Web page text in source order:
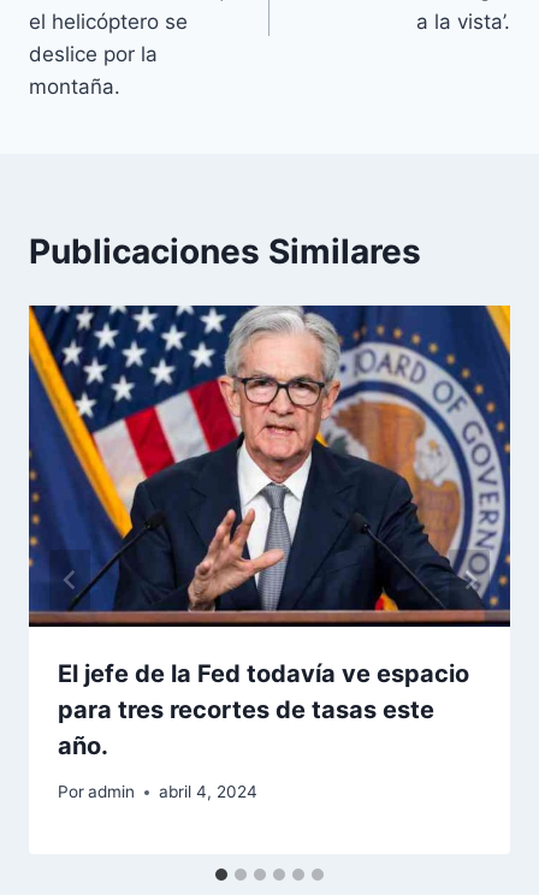
el helicóptero se
deslice por la
montaña.
a la vista’.
Publicaciones Similares
El jefe de la Fed todavía ve espacio
para tres recortes de tasas este
año.
Poradmin abril 4, 2024